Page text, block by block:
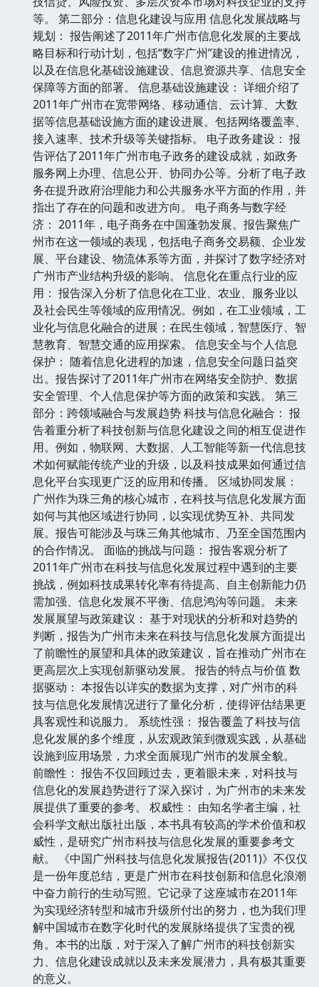
等。 第二部分：信息化建设与应用 信息化发展战略与
规划： 报告阐述了2011年广州市信息化发展的主要战
略目标和行动计划，包括“数字广州”建设的推进情况，
以及在信息化基础设施建设、信息资源共享、信息安全
保障等方面的部署。 信息基础设施建设： 详细介绍了
2011年广州市在宽带网络、移动通信、云计算、大数
据等信息基础设施方面的建设进展。包括网络覆盖率、
接入速率、技术升级等关键指标。 电子政务建设： 报
告评估了2011年广州市电子政务的建设成就，如政务
服务网上办理、信息公开、协同办公等。分析了电子政
务在提升政府治理能力和公共服务水平方面的作用，并
指出了存在的问题和改进方向。 电子商务与数字经
济： 2011年，电子商务在中国蓬勃发展。报告聚焦广
州市在这一领域的表现，包括电子商务交易额、企业发
展、平台建设、物流体系等方面，并探讨了数字经济对
广州市产业结构升级的影响。 信息化在重点行业的应
用： 报告深入分析了信息化在工业、农业、服务业以
及社会民生等领域的应用情况。例如，在工业领域，工
业化与信息化融合的进展；在民生领域，智慧医疗、智
慧教育、智慧交通的应用探索。 信息安全与个人信息
保护： 随着信息化进程的加速，信息安全问题日益突
出。报告探讨了2011年广州市在网络安全防护、数据
安全管理、个人信息保护等方面的政策和实践。 第三
部分：跨领域融合与发展趋势 科技与信息化融合： 报
告着重分析了科技创新与信息化建设之间的相互促进作
用。例如，物联网、大数据、人工智能等新一代信息技
术如何赋能传统产业的升级，以及科技成果如何通过信
息化平台实现更广泛的应用和传播。 区域协同发展：
广州作为珠三角的核心城市，在科技与信息化发展方面
如何与其他区域进行协同，以实现优势互补、共同发
展。报告可能涉及与珠三角其他城市、乃至全国范围内
的合作情况。 面临的挑战与问题： 报告客观分析了
2011年广州市在科技与信息化发展过程中遇到的主要
挑战，例如科技成果转化率有待提高、自主创新能力仍
需加强、信息化发展不平衡、信息鸿沟等问题。 未来
发展展望与政策建议： 基于对现状的分析和对趋势的
判断，报告为广州市未来在科技与信息化发展方面提出
了前瞻性的展望和具体的政策建议，旨在推动广州市在
更高层次上实现创新驱动发展。 报告的特点与价值 数
据驱动： 本报告以详实的数据为支撑，对广州市的科
技与信息化发展情况进行了量化分析，使得评估结果更
具客观性和说服力。 系统性强： 报告覆盖了科技与信
息化发展的多个维度，从宏观政策到微观实践，从基础
设施到应用场景，力求全面展现广州市的发展全貌。
前瞻性： 报告不仅回顾过去，更着眼未来，对科技与
信息化的发展趋势进行了深入探讨，为广州市的未来发
展提供了重要的参考。 权威性： 由知名学者主编，社
会科学文献出版社出版，本书具有较高的学术价值和权
威性，是研究广州市科技与信息化发展的重要参考文
献。 《中国广州科技与信息化发展报告(2011)》不仅仅
是一份年度总结，更是广州市在科技创新和信息化浪潮
中奋力前行的生动写照。它记录了这座城市在2011年
为实现经济转型和城市升级所付出的努力，也为我们理
解中国城市在数字化时代的发展脉络提供了宝贵的视
角。本书的出版，对于深入了解广州市的科技创新实
力、信息化建设成就以及未来发展潜力，具有极其重要
的意义。